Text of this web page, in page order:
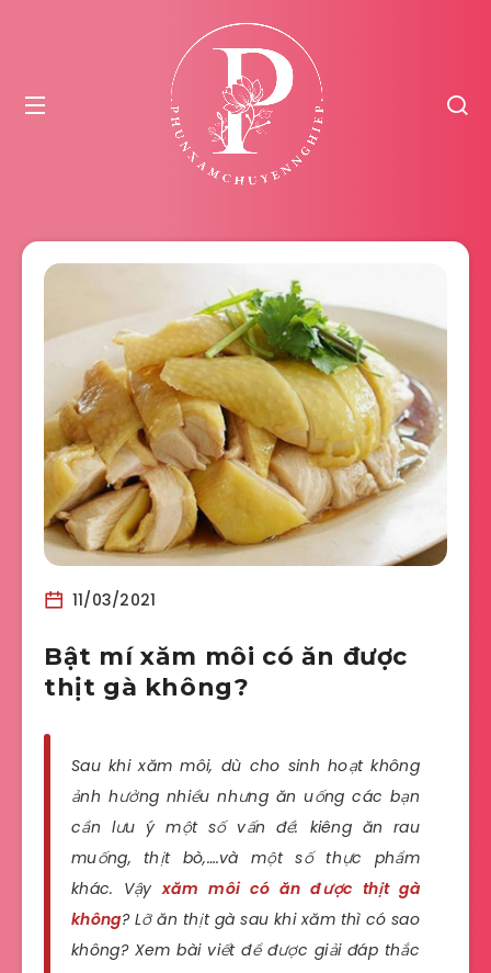
11/03/2021
Bật mí xăm môi có ăn được
thịt gà không?
Sau khi xăm môi, dù cho sinh hoạt không
ảnh hưởng nhiều nhưng ăn uống các bạn
cần lưu ý một số vấn đề: kiêng ăn rau
muống, thịt bò,….và một số thực phẩm
khác. Vậyxăm môi có ăn được thịt gà
không? Lỡ ăn thịt gà sau khi xăm thì có sao
không? Xem bài viết để được giải đáp thắc